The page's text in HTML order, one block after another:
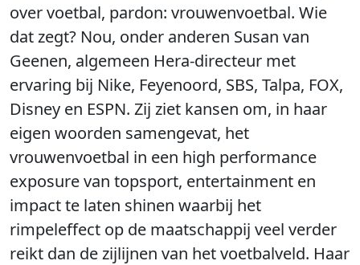
over voetbal, pardon: vrouwenvoetbal. Wie
dat zegt? Nou, onder anderen Susan van
Geenen, algemeen Hera-directeur met
ervaring bij Nike, Feyenoord, SBS, Talpa, FOX,
Disney en ESPN. Zij ziet kansen om, in haar
eigen woorden samengevat, het
vrouwenvoetbal in een high performance
exposure van topsport, entertainment en
impact te laten shinen waarbij het
rimpeleffect op de maatschappij veel verder
reikt dan de zijlijnen van het voetbalveld. Haar